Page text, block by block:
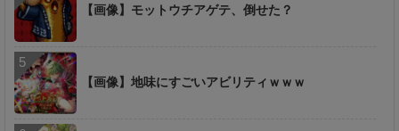
【画像】モットウチアゲテ、倒せた？
【画像】地味にすごいアビリティｗｗｗ